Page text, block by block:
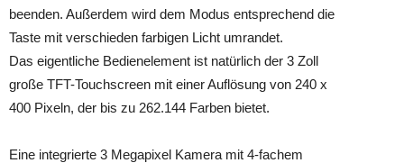
beenden. Außerdem wird dem Modus entsprechend die
Taste mit verschieden farbigen Licht umrandet.
Das eigentliche Bedienelement ist natürlich der 3 Zoll
große TFT-Touchscreen mit einer Auflösung von 240 x
400 Pixeln, der bis zu 262.144 Farben bietet.
Eine integrierte 3 Megapixel Kamera mit 4-fachem